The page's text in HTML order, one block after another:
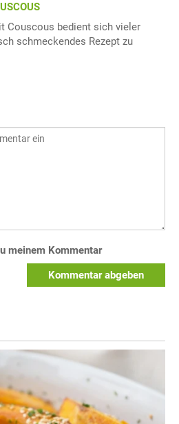
Couscous bedient sich vieler
schmeckendes Rezept zu
meinem Kommentar
Kommentar abgeben